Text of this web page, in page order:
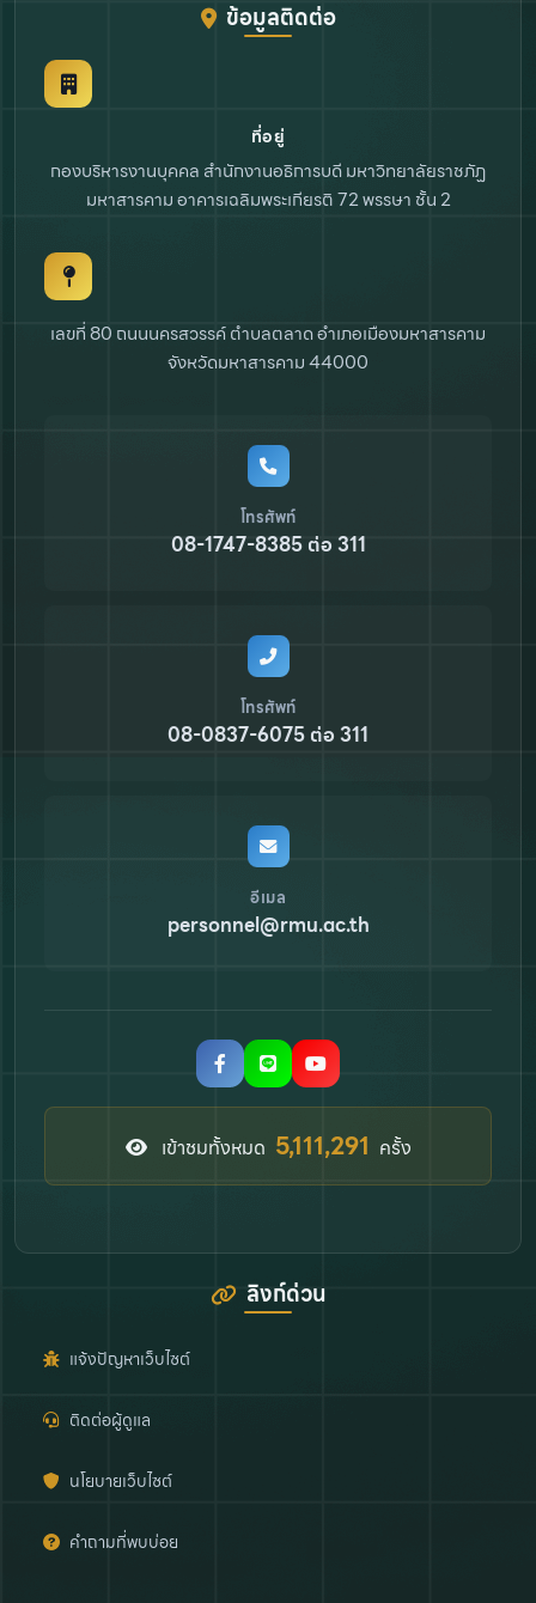
ข้อมูลติดต่อ
ที่อยู่
กองบริหารงานบุคคล สำนักงานอธิการบดีมหาวิทยาลัยราชภัฏ
มหาสารคามอาคารเฉลิมพระเกียรติ 72 พรรษา ชั้น 2
เลขที่ 80 ถนนนครสวรรค์ ตำบลตลาดอำเภอเมืองมหาสารคาม
จังหวัดมหาสารคาม 44000
โทรศัพท์
08-1747-8385 ต่อ 311
โทรศัพท์
08-0837-6075 ต่อ 311
อีเมล
personnel@rmu.ac.th
เข้าชมทั้งหมด 6,936,752 ครั้ง
ลิงก์ด่วน
แจ้งปัญหาเว็บไซต์
ติดต่อผู้ดูแล
นโยบายเว็บไซต์
คำถามที่พบบ่อย